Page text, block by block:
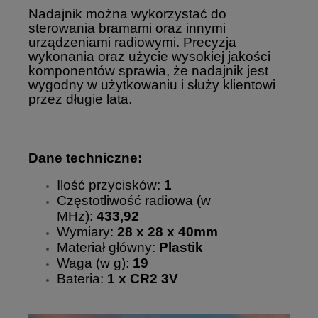
Nadajnik można wykorzystać do
sterowania bramami oraz innymi
urządzeniami radiowymi. Precyzja
wykonania oraz użycie wysokiej jakości
komponentów sprawia, że nadajnik jest
wygodny w użytkowaniu i służy klientowi
przez długie lata.
Dane techniczne:
Ilość przycisków: 1
Częstotliwość radiowa (w
MHz): 433,92
Wymiary: 28 x 28 x 40mm
Materiał główny: Plastik
Waga (w g): 19
Bateria: 1 x CR2 3V